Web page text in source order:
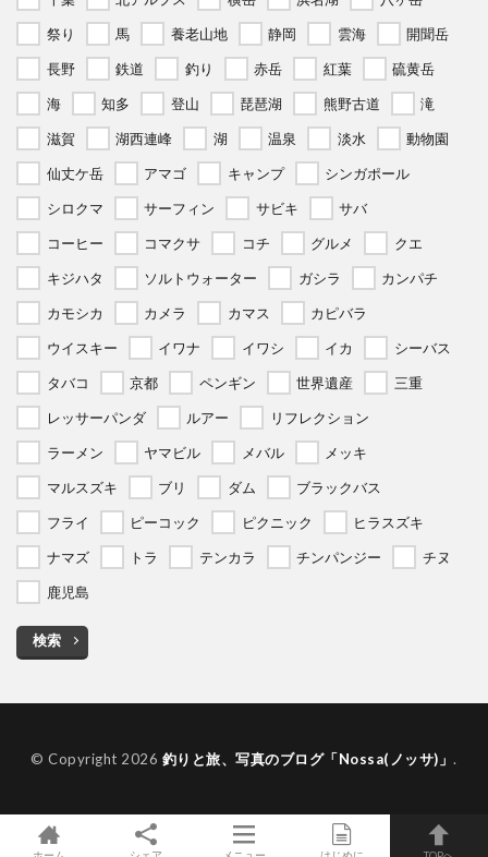
祭り
馬 養老山地 静岡 雲海
開聞岳
長野
鉄道 釣り 赤岳 紅葉
硫黄岳
海
知多 登山 琵琶湖 熊野古道
滝
滋賀
湖西連峰 湖 温泉 淡水
動物園
仙丈ケ岳
アマゴ キャンプ
シンガポール
シロクマ
サーフィン サビキ
サバ
コーヒー
コマクサ コチ グルメ
クエ
キジハタ
ソルトウォーター ガシラ
カンパチ
カモシカ
カメラ カマス
カピバラ
ウイスキー
イワナ イワシ イカ
シーバス
タバコ
京都 ペンギン 世界遺産
三重
レッサーパンダ
ルアー
リフレクション
ラーメン
ヤマビル メバル
メッキ
マルスズキ
ブリ ダム
ブラックバス
フライ
ピーコック ピクニック
ヒラスズキ
ナマズ
トラ テンカラ チンパンジー
チヌ
鹿児島
検索
© Copyright 2026 釣りと旅、写真のブログ「Nossa(ノッサ)」.